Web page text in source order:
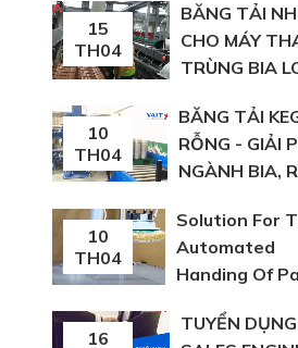
15
TH04
BĂNG TẢI
CHO MÁY
TRÙNG BIA
10
TH04
BĂNG TẢI
RỖNG - GIẢI
NGÀNH BIA,
10
TH04
Solution For
Automated
Handing Of
Bags
16
TUYỂN DỤNG